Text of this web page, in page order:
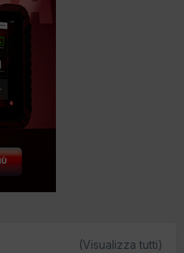
(Visualizza tutti)